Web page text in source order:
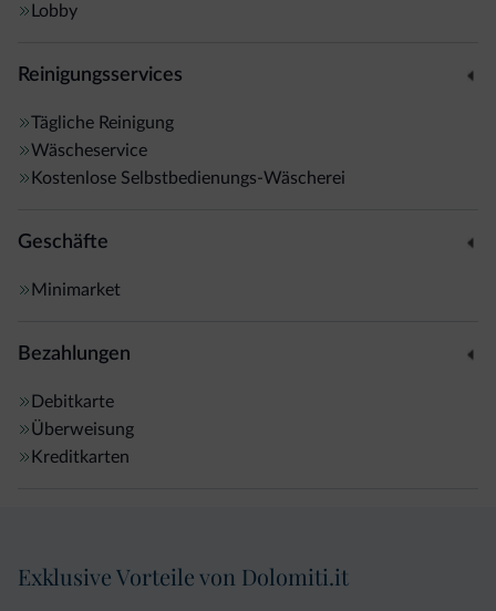
Lobby
Reinigungsservices
Tägliche Reinigung
Wäscheservice
Kostenlose Selbstbedienungs-Wäscherei
Geschäfte
Minimarket
Bezahlungen
Debitkarte
Überweisung
Kreditkarten
Exklusive Vorteile von Dolomiti.it